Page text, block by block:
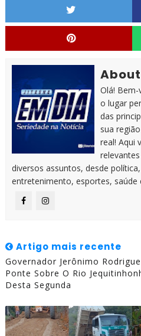
Olá!
o lugar
das
sua
real! Aqui
diversos assuntos, desde
entretenimento, esportes, saúde
Artigo mais recente
Governador Jerônimo
Ponte Sobre O Rio
Desta Segunda